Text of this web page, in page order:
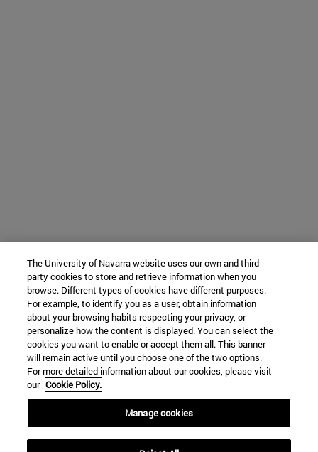
The University of Navarra website uses our own and third-
party cookies to store and retrieve information when you
browse. Different types of cookies have different purposes.
For example, to identify you as a user, obtain information
about your browsing habits respecting your privacy, or
personalize how the content is displayed. You can select the
cookies you want to enable or accept them all. This banner
will remain active until you choose one of the two options.
For more detailed information about our cookies, please visit
our Cookie Policy.
Manage cookies